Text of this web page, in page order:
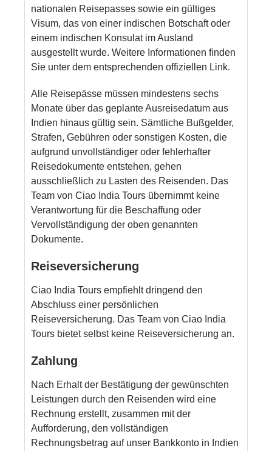
nationalen Reisepasses sowie ein gültiges
Visum, das von einer indischen Botschaft oder
einem indischen Konsulat im Ausland
ausgestellt wurde. Weitere Informationen finden
Sie unter dem entsprechenden offiziellen Link.
Alle Reisepässe müssen mindestens sechs
Monate über das geplante Ausreisedatum aus
Indien hinaus gültig sein. Sämtliche Bußgelder,
Strafen, Gebühren oder sonstigen Kosten, die
aufgrund unvollständiger oder fehlerhafter
Reisedokumente entstehen, gehen
ausschließlich zu Lasten des Reisenden. Das
Team von Ciao India Tours übernimmt keine
Verantwortung für die Beschaffung oder
Vervollständigung der oben genannten
Dokumente.
Reiseversicherung
Ciao India Tours empfiehlt dringend den
Abschluss einer persönlichen
Reiseversicherung. Das Team von Ciao India
Tours bietet selbst keine Reiseversicherung an.
Zahlung
Nach Erhalt der Bestätigung der gewünschten
Leistungen durch den Reisenden wird eine
Rechnung erstellt, zusammen mit der
Aufforderung, den vollständigen
Rechnungsbetrag auf unser Bankkonto in Indien